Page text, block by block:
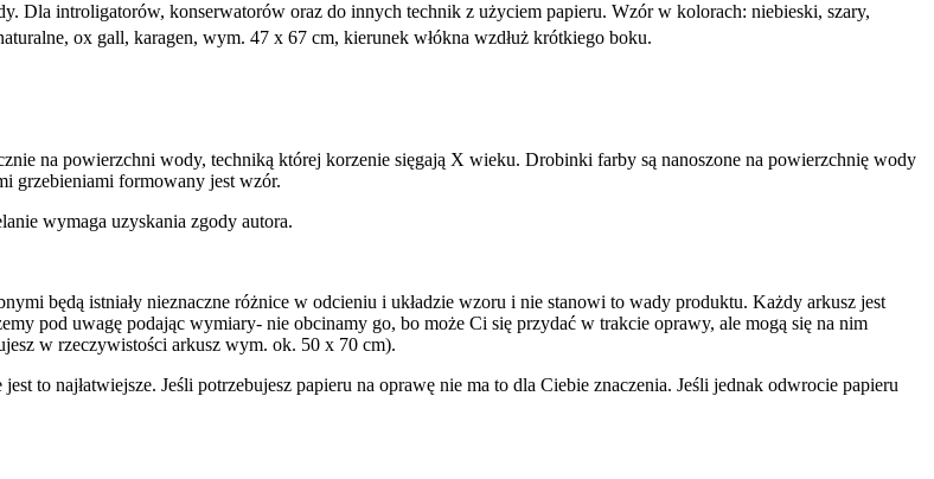
Dla introligatorów, konserwatorów oraz do innych technik z użyciem papieru. Wzór w kolorach: niebieski, szary,
ox gall, karagen, wym. 47 x 67 cm, kierunek włókna wzdłuż krótkiego boku.
na powierzchni wody, techniką której korzenie sięgają X wieku. Drobinki farby są nanoszone na powierzchnię wody
grzebieniami formowany jest wzór.
wymaga uzyskania zgody autora.
będą istniały nieznaczne różnice w odcieniu i układzie wzoru i nie stanowi to wady produktu. Każdy arkusz jest
pod uwagę podając wymiary- nie obcinamy go, bo może Ci się przydać w trakcie oprawy, ale mogą się na nim
w rzeczywistości arkusz wym. ok. 50 x 70 cm).
to najłatwiejsze. Jeśli potrzebujesz papieru na oprawę nie ma to dla Ciebie znaczenia. Jeśli jednak odwrocie papieru